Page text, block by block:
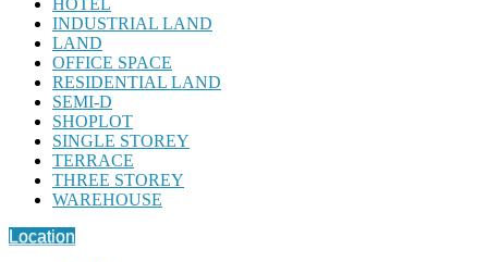
INDUSTRIAL LAND
LAND
OFFICE SPACE
RESIDENTIAL LAND
SEMI-D
SHOPLOT
SINGLE STOREY
TERRACE
THREE STOREY
WAREHOUSE
Location